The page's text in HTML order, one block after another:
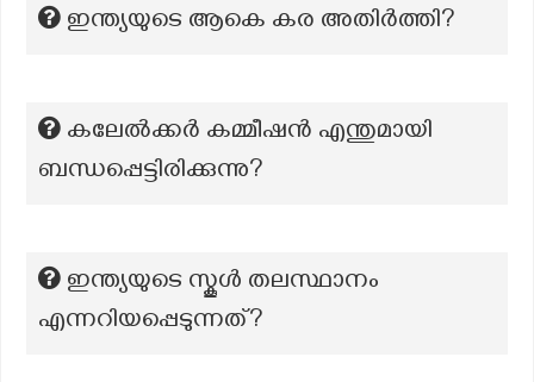
ഇന്ത്യയുടെ ആകെ കര അതിർത്തി?
കലേൽക്കർ കമ്മീഷൻ എന്തുമായി
ബന്ധപ്പെട്ടിരിക്കുന്നു?
ഇന്ത്യയുടെ സ്കൂൾ തലസ്ഥാനം
എന്നറിയപ്പെടുന്നത്?